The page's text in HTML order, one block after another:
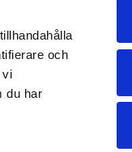
och
vi
du har